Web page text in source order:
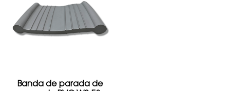
Banda de parada de